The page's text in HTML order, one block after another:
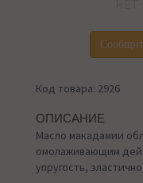
Код товара: 2926
ОПИСАНИЕ
Масло макадамии
омолаживающим
упругость,